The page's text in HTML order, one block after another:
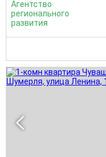
Агентство
регионального
развития